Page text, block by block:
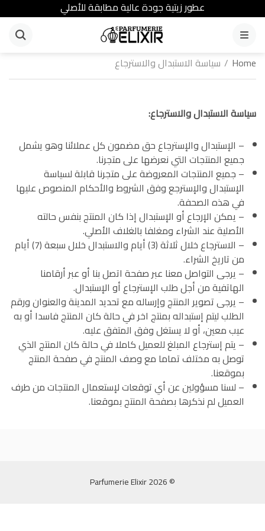
عطور زيتية جودة عالية مطابقة للأصلي
القائمة
Home
/ سياسة الاستبدال والاسترجاع
سياسة الاستبدال والاسترجاع:
– الإستبدال والإسترجاع حق مضمون كل عملائنا وهو يشمل
جميع المنتجات التي نعرضها على متجرنا.
– جميع المنتجات المعروضة على متجرنا قابلة لسياسة
الإستبدال والإسترجع وفق الشروط والأحكام المنصوص عليها
في هذه الصحفة.
– يمكن الإرجاع أو الإستبدال إذا كان المنتج بنفس حالته
الأصلية عند الشراء ومغلفا بالغلاف الأصلي.
– الاسترجاع خلال ثلاثة (3) أيام والاستبدال خلال سبعة (7) أيام
من تاريخ الشراء.
– يرجى التواصل معنا عبر صفحة اتصل بنا أو عبر أرقامنا
الهاتفية من أجل طلب الإسترجاع أو الإستبدال.
– يرجى تصوير المنتج وإرساله مع تحديد المدينة والعنوان ورقم
الطلب ليتم إستبداله بمنتج اخر في حالة كان المنتج فاسدا أو به
عيب معين، أو لا يستغل وفق المتفق عليه.
– يتم إسترجاع المبلغ للعميل كاملا في حالة كان المنتج الذي
توصل به مختلف تماما مع وصف المنتج في صفحة المنتج
بموقعنا.
– لسنا مسؤولين عن أي توقعات لإستعمال المنتجات من طرف
العميل لم نذكرها بصفحة المنتج بموقعنا.
© 2026 Parfumerie Elixir